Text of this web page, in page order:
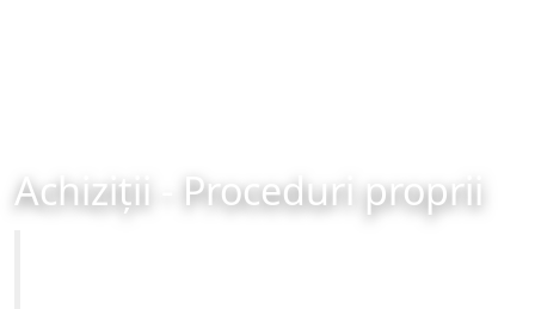
Achiziții - Proceduri proprii